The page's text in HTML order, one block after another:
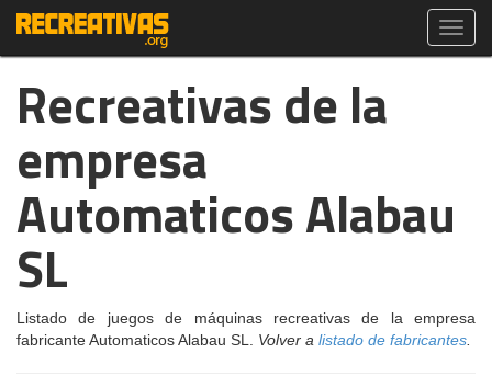
Recreativas de la
empresa
Automaticos Alabau
SL
Listado de juegos de máquinas recreativas de la empresa
fabricante Automaticos Alabau SL. Volver a listado de fabricantes